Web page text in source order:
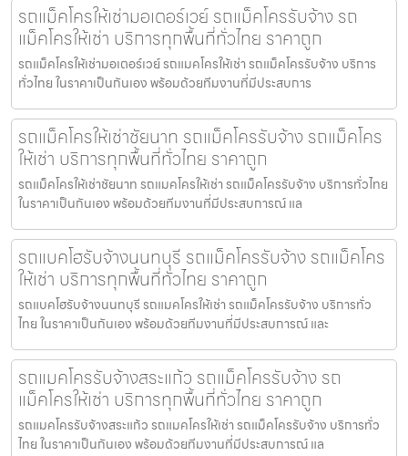
รถแม็คโครให้เช่ามอเตอร์เวย์ รถแม็คโครรับจ้าง รถ
แม็คโครให้เช่า บริการทุกพื้นที่ทั่วไทย ราคาถูก
รถแม็คโครให้เช่ามอเตอร์เวย์ รถแมคโครให้เช่า รถแม็คโครรับจ้าง บริการ
ทั่วไทย ในราคาเป็นกันเอง พร้อมด้วยทีมงานที่มีประสบการ
รถแม็คโครให้เช่าชัยนาท รถแม็คโครรับจ้าง รถแม็คโคร
ให้เช่า บริการทุกพื้นที่ทั่วไทย ราคาถูก
รถแม็คโครให้เช่าชัยนาท รถแมคโครให้เช่า รถแม็คโครรับจ้าง บริการทั่วไทย
ในราคาเป็นกันเอง พร้อมด้วยทีมงานที่มีประสบการณ์ แล
รถแบคโฮรับจ้างนนทบุรี รถแม็คโครรับจ้าง รถแม็คโคร
ให้เช่า บริการทุกพื้นที่ทั่วไทย ราคาถูก
รถแบคโฮรับจ้างนนทบุรี รถแมคโครให้เช่า รถแม็คโครรับจ้าง บริการทั่ว
ไทย ในราคาเป็นกันเอง พร้อมด้วยทีมงานที่มีประสบการณ์ และ
รถแมคโครรับจ้างสระแก้ว รถแม็คโครรับจ้าง รถ
แม็คโครให้เช่า บริการทุกพื้นที่ทั่วไทย ราคาถูก
รถแมคโครรับจ้างสระแก้ว รถแมคโครให้เช่า รถแม็คโครรับจ้าง บริการทั่ว
ไทย ในราคาเป็นกันเอง พร้อมด้วยทีมงานที่มีประสบการณ์ แล